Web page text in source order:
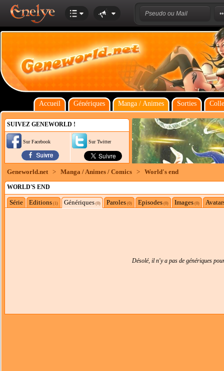
Accueil Génériques Manga / Animes Sorties
SUIVEZ GENEWORLD !
Sur Facebook Sur Twitter
Geneworld.net > Manga / Animes / Comics > World's end
WORLD'S END
Série Editions (1) Génériques (0) Paroles (0) Episodes (0) Images (0)
Désolé, il n'y a pas de génériques